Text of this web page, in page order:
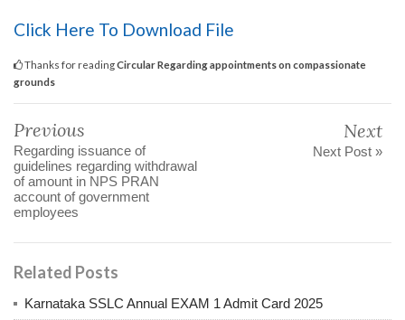
Click Here To Download File
Thanks for readingCircular Regarding appointments on compassionate
grounds
Previous
Regarding issuance of
guidelines regarding withdrawal
of amount in NPS PRAN
account of government
employees
Next
Next Post »
Related Posts
Karnataka SSLC Annual EXAM 1 Admit Card 2025